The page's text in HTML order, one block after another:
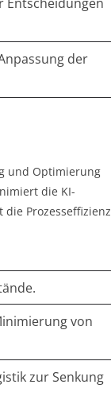
der
und Optimierung
die KI-
Prozesseffizienz
von
zur Senkung